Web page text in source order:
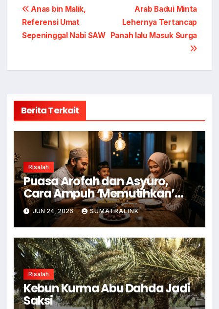
Navigasi
pos
Arab Badui Minta
Lehernya Tertancap
Panah lalu Masuk Surga
Anas bin Malik,
Referensi Umat
Sepeninggal Nabi SAW
Berita Terkait
Risalah
Puasa Arofah dan Asyuro,
Cara Ampuh ‘Memutihkan’
Dosa
JUN 24, 2026 SUMATRALINK
Risalah
Kebun Kurma Abu Dahda Jadi
Saksi